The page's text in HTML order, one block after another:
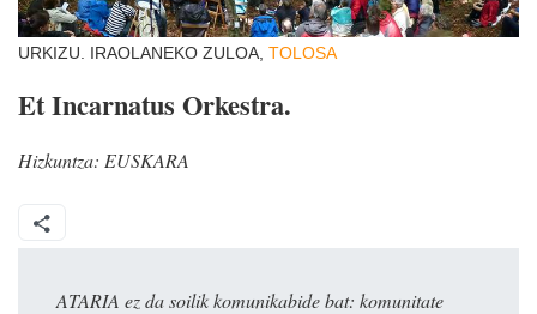
URKIZU. IRAOLANEKO ZULOA, TOLOSA
Et Incarnatus Orkestra.
Hizkuntza: EUSKARA
ATARIA ez da soilik komunikabide bat: komunitate